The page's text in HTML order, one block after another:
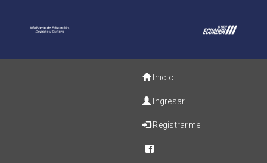
Inicio
Ingresar
Registrarme